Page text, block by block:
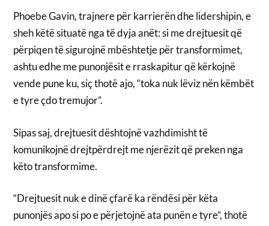
Phoebe Gavin, trajnere për karrierën dhe lidershipin, e
sheh këtë situatë nga të dyja anët: si me drejtuesit që
përpiqen të sigurojnë mbështetje për transformimet,
ashtu edhe me punonjësit e rraskapitur që kërkojnë
vende pune ku, siç thotë ajo, “toka nuk lëviz nën këmbët
e tyre çdo tremujor”.
Sipas saj, drejtuesit dështojnë vazhdimisht të
komunikojnë drejtpërdrejt me njerëzit që preken nga
këto transformime.
“Drejtuesit nuk e dinë çfarë ka rëndësi për këta
punonjës apo si po e përjetojnë ata punën e tyre”, thotë